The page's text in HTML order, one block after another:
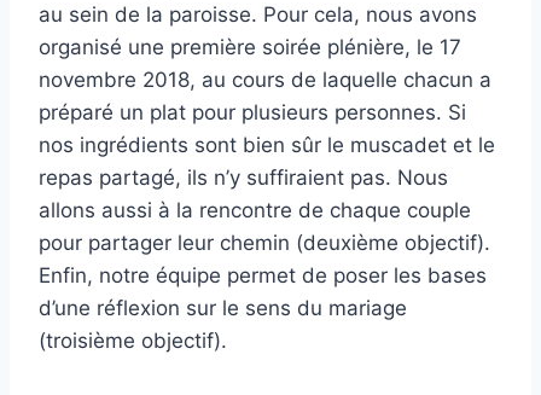
au sein de la paroisse. Pour cela, nous avons
organisé une première soirée plénière, le 17
novembre 2018, au cours de laquelle chacun a
préparé un plat pour plusieurs personnes. Si
nos ingrédients sont bien sûr le muscadet et le
repas partagé, ils n’y suffiraient pas. Nous
allons aussi à la rencontre de chaque couple
pour partager leur chemin (deuxième objectif).
Enfin, notre équipe permet de poser les bases
d’une réflexion sur le sens du mariage
(troisième objectif).